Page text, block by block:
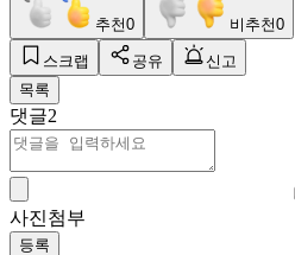
추천0 비추천0
스크랩 공유
신고
목록
댓글2
사진첨부
등록